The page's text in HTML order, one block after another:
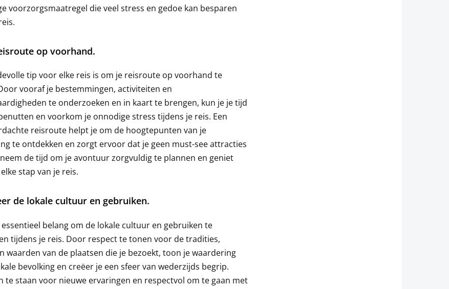
voorzorgsmaatregel die veel stress en gedoe kan besparen
op voorhand.
tip voor elke reis is om je reisroute op voorhand te
vooraf je bestemmingen, activiteiten en
te onderzoeken en in kaart te brengen, kun je je tijd
en voorkom je onnodige stress tijdens je reis. Een
reisroute helpt je om de hoogtepunten van je
te ontdekken en zorgt ervoor dat je geen must-see attracties
de tijd om je avontuur zorgvuldig te plannen en geniet
stap van je reis.
de lokale cultuur en gebruiken.
essentieel belang om de lokale cultuur en gebruiken te
tijdens je reis. Door respect te tonen voor de tradities,
waarden van de plaatsen die je bezoekt, toon je waardering
bevolking en creëer je een sfeer van wederzijds begrip.
te staan voor nieuwe ervaringen en respectvol om te gaan met